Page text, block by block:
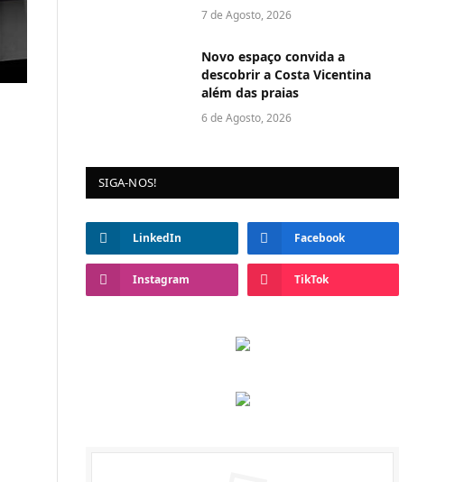
7 de Agosto, 2026
Novo espaço convida a
descobrir a Costa Vicentina
além das praias
6 de Agosto, 2026
SIGA-NOS!
LinkedIn Facebook
Instagram TikTok